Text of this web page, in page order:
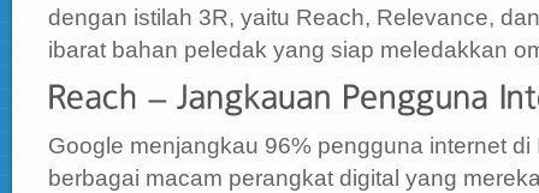
dengan istilah 3R, yaitu Reach, Relevance,
ibarat bahan peledak yang siap meledakkan
Google menjangkau 96% pengguna internet
berbagai macam perangkat digital yang